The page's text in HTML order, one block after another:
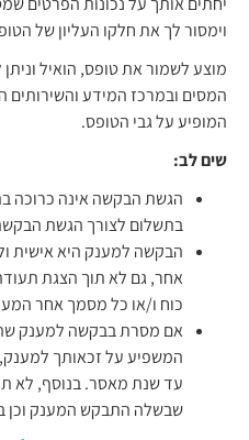
וימסור לך את חלקו העליון של
מוצע לשמור את טופס, הואיל
המסים ובמרכז המידע והשירותים
המופיע על גבי הטופס.
שים לב:
הגשת הבקשה אינה כרוכה
בתשלום לצורך הגשת הבקשה.
הבקשה למענק היא אישית
אחר, גם לא תוך הצגת תעודה
כוח ו/או כל מסמך אחר המעיד
אם מסרת בבקשה למענק
המשפיע על זכאותך למענק,
עד שנת מאסר. בנוסף, לא
שבשלה התבקש המענק וכן